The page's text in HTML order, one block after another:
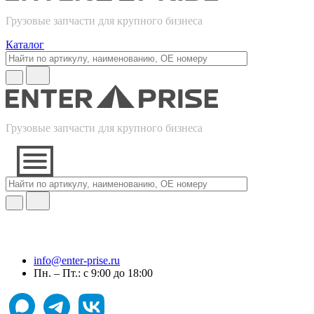
Грузовые запчасти для крупного бизнеса
Каталог
Грузовые запчасти для крупного бизнеса
info@enter-prise.ru
Пн. – Пт.: с 9:00 до 18:00